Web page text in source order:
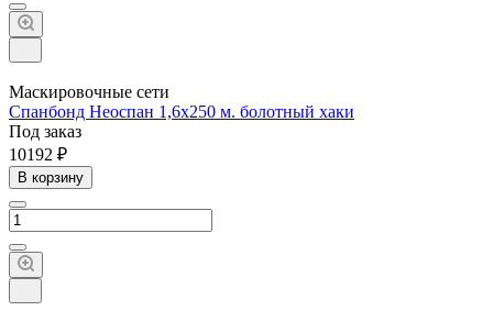
Маскировочные сети
Спанбонд Неоспан 1,6х250 м. болотный хаки
Под заказ
10192 ₽
В корзину